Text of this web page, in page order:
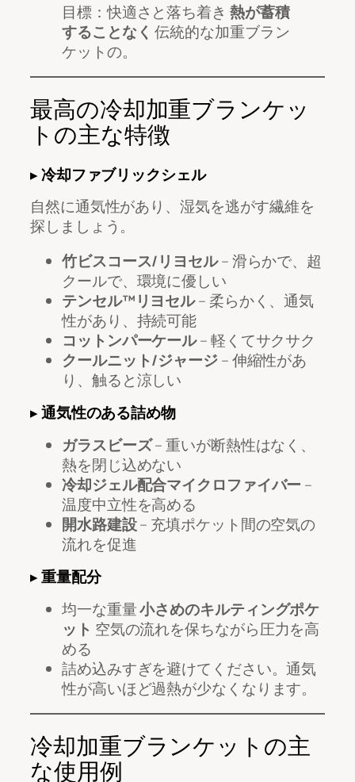
目標：快適さと落ち着き 熱が蓄積
することなく 伝統的な加重ブラン
ケットの。
最高の冷却加重ブランケッ
トの主な特徴
▸冷却ファブリックシェル
自然に通気性があり、湿気を逃がす繊維を
探しましょう。
竹ビスコース/リヨセル– 滑らかで、超
クールで、環境に優しい
テンセル™リヨセル– 柔らかく、通気
性があり、持続可能
コットンパーケール– 軽くてサクサク
クールニット/ジャージ– 伸縮性があ
り、触ると涼しい
▸通気性のある詰め物
ガラスビーズ– 重いが断熱性はなく、
熱を閉じ込めない
冷却ジェル配合マイクロファイバー –
温度中立性を高める
開水路建設– 充填ポケット間の空気の
流れを促進
▸重量配分
均一な重量小さめのキルティングポケ
ット 空気の流れを保ちながら圧力を高
める
詰め込みすぎを避けてください。通気
性が高いほど過熱が少なくなります。
冷却加重ブランケットの主
な使用例